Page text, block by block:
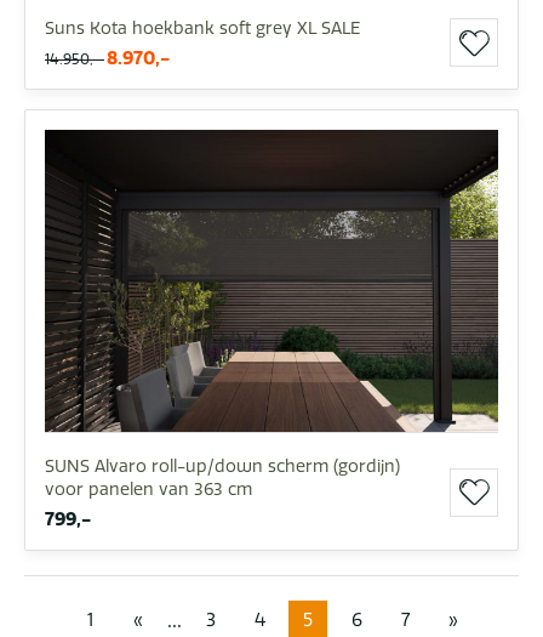
Suns Kota hoekbank soft grey XL SALE
14.950,- 8.970,-
SUNS Alvaro roll-up/down scherm (gordijn)
voor panelen van 363 cm
799,-
1 « ... 3 4 5 6 7 »